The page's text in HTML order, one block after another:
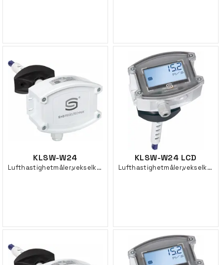
KLSW-W24
Lufthastighetmåler,vekselkont.220MM
KLSW-W24 LCD
Lufthastighetmåler,vekselkont.220MM